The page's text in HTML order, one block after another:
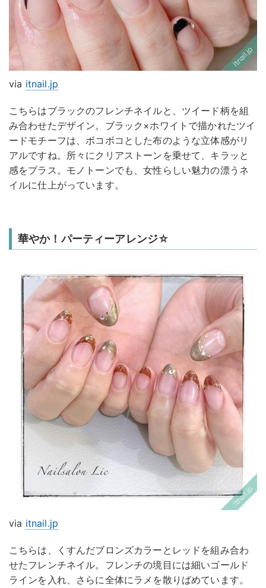
via itnail.jp
こちらはブラックのフレンチネイルと、ツイード柄を組
み合わせたデザイン。ブラック×ホワイトで描かれたツイ
ードモチーフは、ボコボコとした布のような立体感がリ
アルですね。所々にクリアストーンを乗せて、キラッと
感をプラス。モノトーンでも、女性らしい魅力の漂うネ
イルに仕上がっています。
華やか！パーティーアレンジ☆
via itnail.jp
こちらは、くすんだブロンズカラーとレッドを組み合わ
せたフレンチネイル。フレンチの境目には細いゴールド
ラインを入れ、さらに全体にラメを散りばめています。